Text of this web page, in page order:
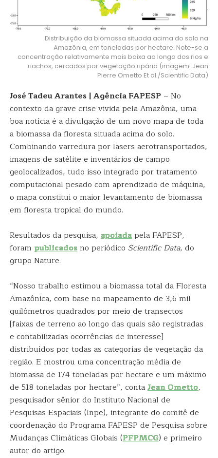
Distribuição da biomassa situada acima do solo na
Amazônia, em toneladas por hectare. Note-se a
concentração relativamente mais baixa ao longo dos rios e
riachos, cercados por vegetação ripária (imagem: Jean
Pierre Ometto Et al./Scientific Data)
José Tadeu Arantes | Agência FAPESP – No
contexto da grave crise vivida pela Amazônia, uma
boa notícia é a divulgação de um novo mapa de toda
a biomassa da floresta situada acima do solo.
Combinando varredura por lasers aerotransportados,
imagens de satélite e inventários de campo
geolocalizados, tudo isso integrado por tratamento
computacional pesado com aprendizado de máquina,
o mapa constitui o maior levantamento de biomassa
em floresta tropical do mundo.
Resultados da pesquisa, apoiadapela FAPESP,
foram publicadosno periódico Scientific Data, do
grupo Nature.
“Nosso trabalho estimou a biomassa total da Floresta
Amazônica, com base no mapeamento de 3,6 mil
quilômetros quadrados por meio de transectos
[faixas de terreno ao longo das quais são registradas
e contabilizadas ocorrências de interesse]
distribuídos por todas as categorias de vegetação da
região. E mostrou uma concentração média de
biomassa de 174 toneladas por hectare e um máximo
de 518 toneladas por hectare”, contaJean Ometto,
pesquisador sênior do Instituto Nacional de
Pesquisas Espaciais (Inpe), integrante do comitê de
coordenação do Programa FAPESP de Pesquisa sobre
Mudanças Climáticas Globais (PFPMCG) e primeiro
autor do artigo.